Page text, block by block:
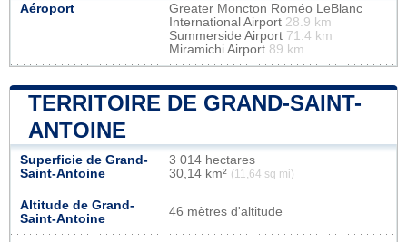
Aéroport
Greater Moncton Roméo LeBlanc
International Airport 28.9 km
Summerside Airport 71.4 km
Miramichi Airport 89 km
TERRITOIRE DE GRAND-SAINT-
ANTOINE
Superficie de Grand-
Saint-Antoine
3 014 hectares
30,14 km² (11,64 sq mi)
Altitude de Grand-
Saint-Antoine
46 mètres d'altitude